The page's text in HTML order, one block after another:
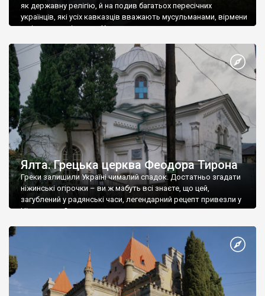
як державну релігію, й на подив багатьох пересічних
українців, які усіх кавказців вважають мусульманами, вірмени
є відданими вірянами Христа
Ялта. Грецька церква Феодора Тирона
Греки залишили Україні чималий спадок. Достатньо згадати
ніжинські огірочки – ви ж мабуть всі знаєте, що цей,
загублений у радянські часи, легендарний рецепт привезли у
Ніжин греки?